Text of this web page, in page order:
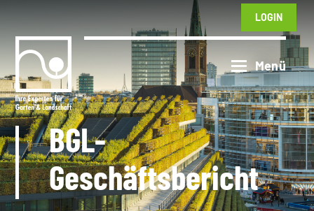
LOGIN
BGL-
Geschäftsbericht